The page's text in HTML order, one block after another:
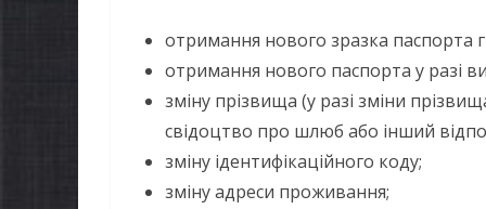
отримання нового зразка паспорта
отримання нового паспорта у разі
зміну прізвища (у разі зміни
свідоцтво про шлюб або інший
зміну ідентифікаційного коду;
зміну адреси проживання;